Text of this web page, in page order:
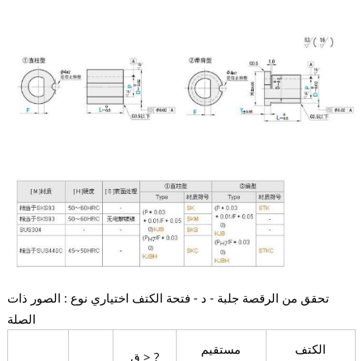
تحقق من الرقصة جلبة - د - فتحة الكتف اختياري نوع : الصور ذات
الصلة
ق > ?
مستقيم الكتف